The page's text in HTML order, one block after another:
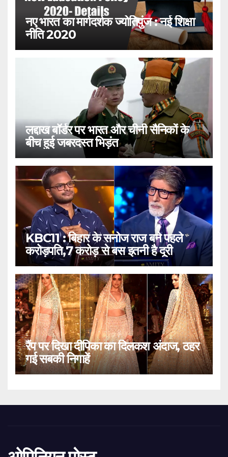
नए भारत का मार्गदर्शक ज्योतिपुंज : नई शिक्षा
नीति 2020
लद्दाख बॉर्डर पर भारत और चीनी सैनिकों के
बीच हुई जबरदस्त भिड़ंत
KBC11 : बिहार के सनोज राज बने पहले
करोड़पति,7 करोड़ से बस इतनी है दूरी
रैंप पर दिखा दीपिका का दिलकश अंदाज, ठहर
गई सबकी निगाहें